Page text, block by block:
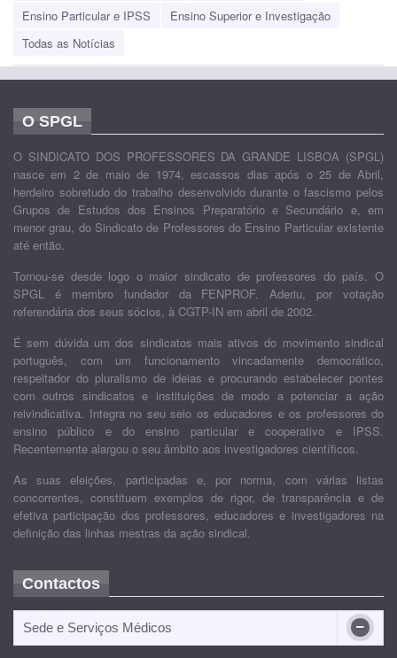
Ensino Particular e IPSS
Ensino Superior e Investigação
Todas as Notícias
O SPGL
O SINDICATO DOS PROFESSORES DA GRANDE LISBOA (SPGL)
nasce em 2 de maio de 1974, escassos dias após o 25 de Abril,
herdeiro sobretudo do trabalho desenvolvido durante o fascismo pelos
Grupos de Estudos dos Ensinos Preparatório e Secundário e, em
menor grau, do Sindicato de Professores do Ensino Particular existente
até então.
Tornou-se desde logo o maior sindicato de professores do país. O
SPGL é membro fundador da FENPROF. Aderiu, por votação
referendária dos seus sócios, à CGTP-IN em abril de 2002.
É sem dúvida um dos sindicatos mais ativos do movimento sindical
português, com um funcionamento vincadamente democrático,
respeitador do pluralismo de ideias e procurando estabelecer pontes
com outros sindicatos e instituições de modo a potenciar a ação
reivindicativa. Integra no seu seio os educadores e os professores do
ensino público e do ensino particular e cooperativo e IPSS.
Recentemente alargou o seu âmbito aos investigadores científicos.
As suas eleições, participadas e, por norma, com várias listas
concorrentes, constituem exemplos de rigor, de transparência e de
efetiva participação dos professores, educadores e investigadores na
definição das linhas mestras da ação sindical.
Contactos
Sede e Serviços Médicos